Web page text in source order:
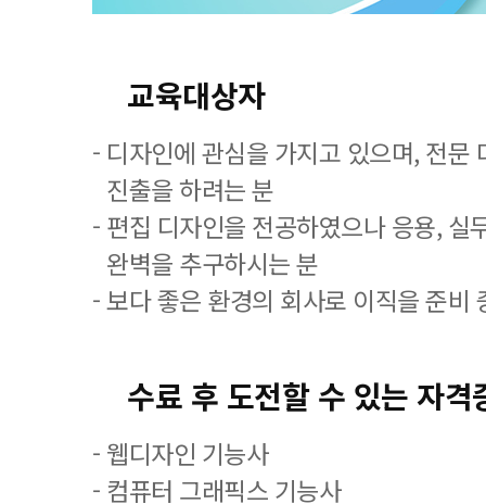
교육대상자
- 디자인에 관심을 가지고 있으며, 전문
진출을 하려는 분
- 편집 디자인을 전공하였으나 응용, 실
완벽을 추구하시는 분
- 보다 좋은 환경의 회사로 이직을 준비
수료 후 도전할 수 있는 자격
- 웹디자인 기능사
- 컴퓨터 그래픽스 기능사